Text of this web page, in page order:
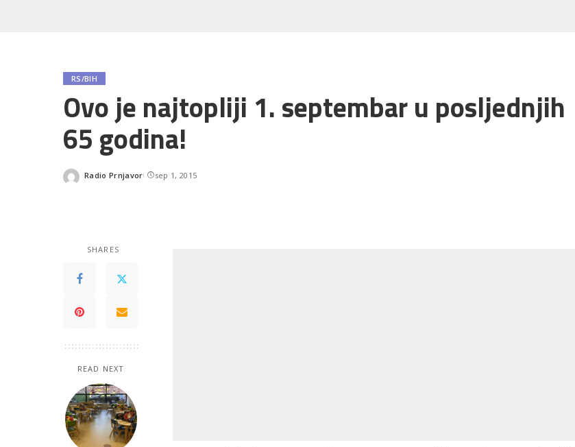
RS/BIH
Ovo je najtopliji 1. septembar u posljednjih
65 godina!
Posted
Radio Prnjavor sep 1, 2015
SHARES
READ NEXT